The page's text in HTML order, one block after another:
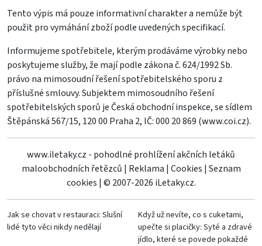
Tento výpis má pouze informativní charakter a nemůže být
použit pro vymáhání zboží podle uvedených specifikací.
Informujeme spotřebitele, kterým prodáváme výrobky nebo
poskytujeme služby, že mají podle zákona č. 624/1992 Sb.
právo na mimosoudní řešení spotřebitelského sporu z
příslušné smlouvy. Subjektem mimosoudního řešení
spotřebitelských sporů je Česká obchodní inspekce, se sídlem
Štěpánská 567/15, 120 00 Praha 2, IČ: 000 20 869 (www.coi.cz).
www.iletaky.cz - pohodlné prohlížení akčních letáků
maloobchodních řetězců | Reklama | Cookies | Seznam
cookies | © 2007-2026 iLetaky.cz.
Jak se chovat v restauraci: Slušní
lidé tyto věci nikdy nedělají
Když už nevíte, co s cuketami,
upečte si placičky: Syté a zdravé
jídlo, které se povede pokaždé